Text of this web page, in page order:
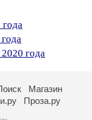
года
Магазин
Проза.ру